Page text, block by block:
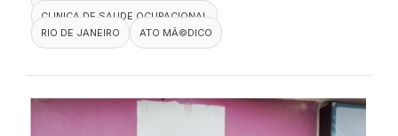
CLINICA DE SAUDE OCUPACIONAL
RIO DE JANEIRO
ATO MÃ©DICO